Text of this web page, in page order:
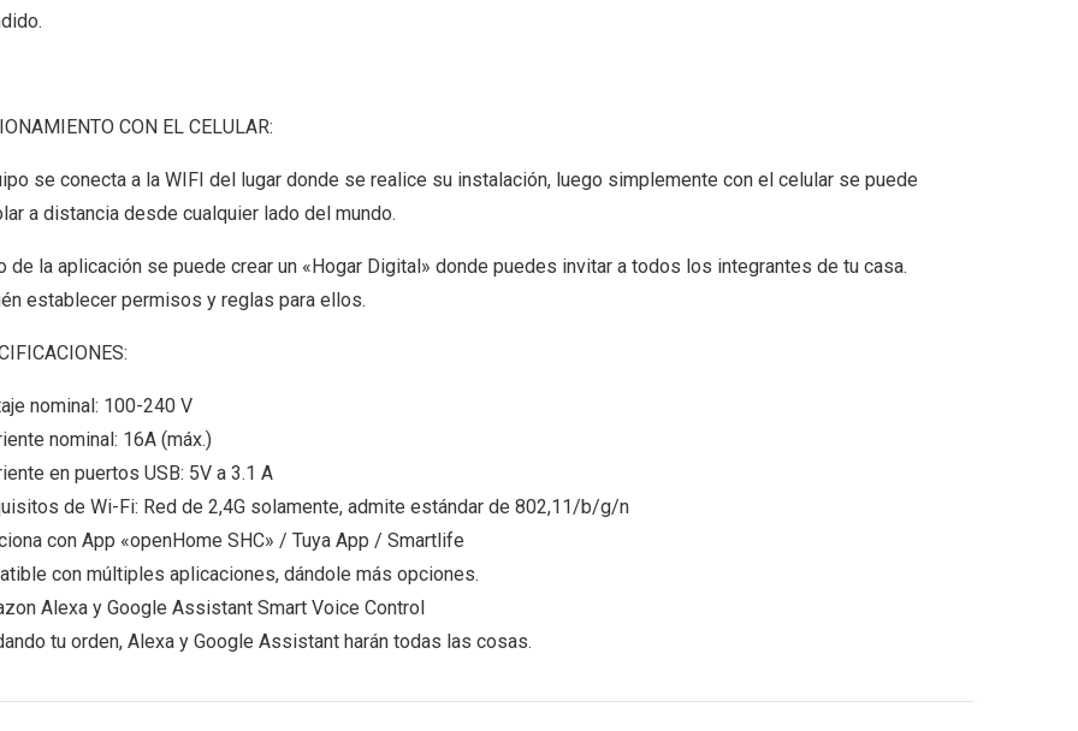
CON EL CELULAR:
se conecta a la WIFI del lugar donde se realice su instalación, luego simplemente con el celular se puede
a distancia desde cualquier lado del mundo.
de la aplicación se puede crear un «Hogar Digital» donde puedes invitar a todos los integrantes de tu casa.
establecer permisos y reglas para ellos.
nominal: 100-240 V
nominal: 16A (máx.)
en puertos USB: 5V a 3.1 A
de Wi-Fi: Red de 2,4G solamente, admite estándar de 802,11/b/g/n
con App «openHome SHC» / Tuya App / Smartlife
con múltiples aplicaciones, dándole más opciones.
Alexa y Google Assistant Smart Voice Control
tu orden, Alexa y Google Assistant harán todas las cosas.